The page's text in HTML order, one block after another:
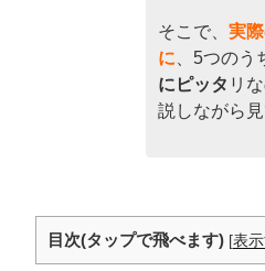
そこで、 実
に 、5つのう
にピッタ リ
説しながら
目次(タップで飛べます) [表